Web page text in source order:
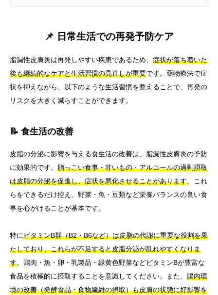
📌 日常生活での再発予防ケア
脂漏性皮膚炎は再発しやすい疾患であるため、 症状が落ち着いた
後も継続的なケアと生活習慣の見直しが重要です。薬物療法で症
状を抑えながら、以下のような生活習慣を整えることで、再発の
リスクを大きく減らすことができます。
📝 食生活の改善
皮脂の分泌に影響を与える食生活の改善は、脂漏性皮膚炎の予防
に効果的です。 脂っこい食事・甘いもの・アルコールの過剰摂取
は皮脂の分泌を促進し、症状を悪化させることがあります。これ
らをできるだけ控え、野菜・魚・豆類など栄養バランスの良い食
事を心がけることが基本です。
特にビタミンB群（B2・B6など）は皮脂の代謝に重要な役割を果
たしており、これらが不足すると皮脂分泌が乱れやすくなりま
す。鶏肉・魚・卵・乳製品・緑黄色野菜などビタミンBが豊富な
食品を積極的に摂取することを意識してください。また、 腸内環
境の改善（発酵食品・食物繊維の摂取）も皮膚の状態に好影響を